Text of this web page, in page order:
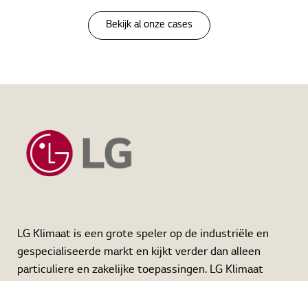
Bekijk al onze cases
LG Klimaat is een grote speler op de industriële en
gespecialiseerde markt en kijkt verder dan alleen
particuliere en zakelijke toepassingen. LG Klimaat